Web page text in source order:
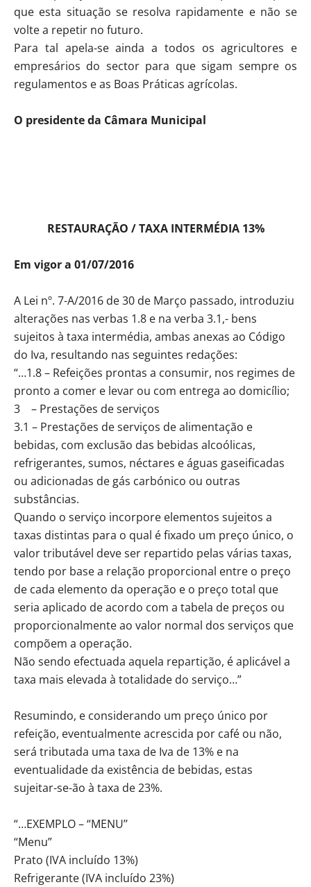
que esta situação se resolva rapidamente e não se
volte a repetir no futuro.
Para tal apela-se ainda a todos os agricultores e
empresários do sector para que sigam sempre os
regulamentos e as Boas Práticas agrícolas.
O presidente da Câmara Municipal
RESTAURAÇÃO / TAXA INTERMÉDIA 13%
Em vigor a 01/07/2016
A Lei nº. 7-A/2016 de 30 de Março passado, introduziu
alterações nas verbas 1.8 e na verba 3.1,- bens
sujeitos à taxa intermédia, ambas anexas ao Código
do Iva, resultando nas seguintes redações:
“…1.8 – Refeições prontas a consumir, nos regimes de
pronto a comer e levar ou com entrega ao domicílio;
3 – Prestações de serviços
3.1 – Prestações de serviços de alimentação e
bebidas, com exclusão das bebidas alcoólicas,
refrigerantes, sumos, néctares e águas gaseificadas
ou adicionadas de gás carbónico ou outras
substâncias.
Quando o serviço incorpore elementos sujeitos a
taxas distintas para o qual é fixado um preço único, o
valor tributável deve ser repartido pelas várias taxas,
tendo por base a relação proporcional entre o preço
de cada elemento da operação e o preço total que
seria aplicado de acordo com a tabela de preços ou
proporcionalmente ao valor normal dos serviços que
compõem a operação.
Não sendo efectuada aquela repartição, é aplicável a
taxa mais elevada à totalidade do serviço…”
Resumindo, e considerando um preço único por
refeição, eventualmente acrescida por café ou não,
será tributada uma taxa de Iva de 13% e na
eventualidade da existência de bebidas, estas
sujeitar-se-ão à taxa de 23%.
“…EXEMPLO – “MENU’’
“Menu”
Prato (IVA incluído 13%)
Refrigerante (IVA incluído 23%)